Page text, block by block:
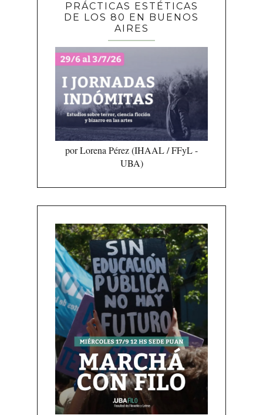
PRÁCTICAS ESTÉTICAS
DE LOS 80 EN BUENOS
AIRES
por Lorena Pérez (IHAAL / FFyL -
UBA)